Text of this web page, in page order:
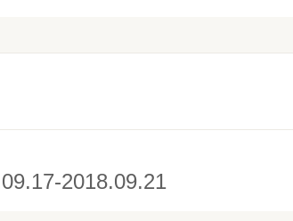
2018.09.21